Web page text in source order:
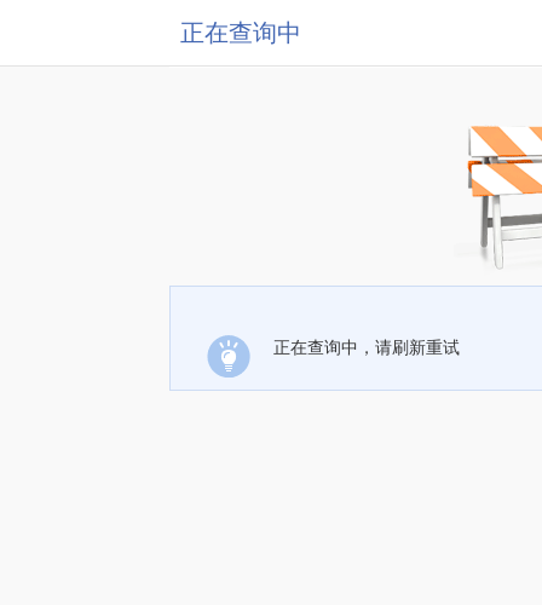
正在查询中
正在查询中，请刷新重试